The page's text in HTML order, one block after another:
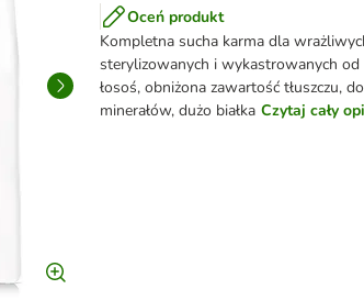
Oceń produkt
Kompletna sucha karma dla
sterylizowanych i wykastrowanych
łosoś, obniżona zawartość tłuszczu,
minerałów, dużo białka Czytaj cały